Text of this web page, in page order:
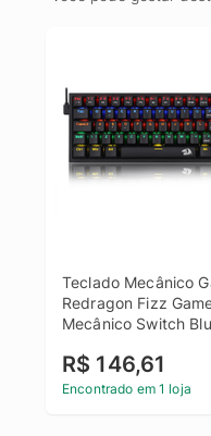
Teclado Mecânico
Redragon Fizz
Mecânico Switch
R$ 146,61
Encontrado em 1 loja